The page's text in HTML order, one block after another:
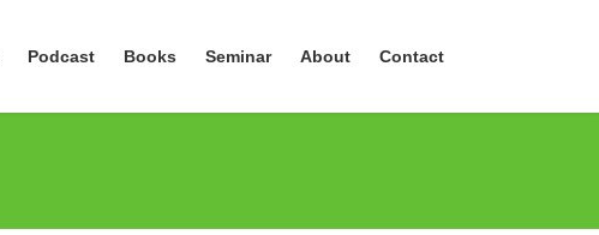
Podcast Books Seminar About Contact